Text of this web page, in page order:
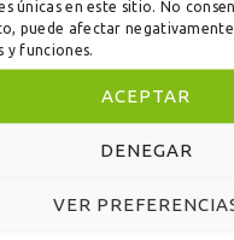
únicas en este sitio. No
puede afectar
y funciones.
ACEPTAR
DENEGAR
VER
línea incluye una
farmacológicos que
y antiinflamatorios
especializados para
siguiendo rigurosos